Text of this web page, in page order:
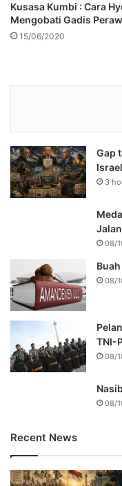
Kusasa Kumbi : Cara
Mengobati Gadis
15/06/2020
Gap
Israel
3
08/
08/
TNI-
08/
08/
Recent News